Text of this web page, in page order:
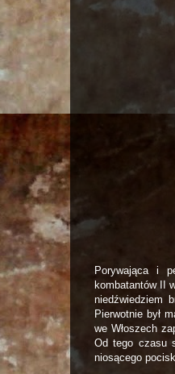
Porywająca i
kombatantów II
niedźwiedziem
Pierwotnie był
we Włoszech
Od tego czasu
niosącego